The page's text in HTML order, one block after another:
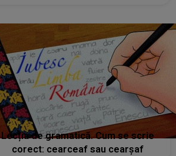
Lecția de gramatică. Cum se scrie
corect: cearceaf sau cearşaf